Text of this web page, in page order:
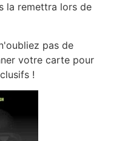
la remettra lors de
pas de
votre carte pour
!